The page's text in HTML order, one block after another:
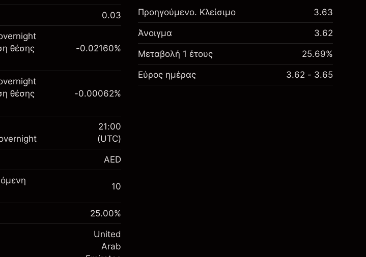
αγορά είναι
CFD.
σχετικά με:
0.03
θέσης
επένδυσή
AED 1,000.00
κατά
της νύχτας
πλήρη
με μόχλευση
-0.02160%
θέσης
επένδυσή
AED 1,000.00
νύχτας
-0.000622
(-AED 0.02)
-0.00062%
21:00
(UTC)
AED
10
25.00%
United
Arab
Προηγούμενο. Κλείσιμο 3.63
Άνοιγμα 3.62
Μεταβολή 1 έτους 25.69%
Εύρος ημέρας 3.62 - 3.65